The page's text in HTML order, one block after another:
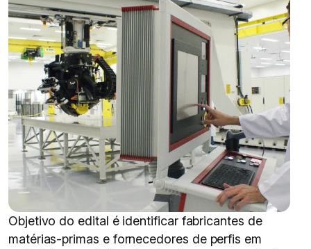
Objetivo do edital é identificar fabricantes de
matérias-primas e fornecedores de perfis em